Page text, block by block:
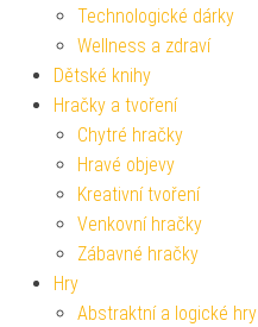
Technologické dárky
Wellness a zdraví
Dětské knihy
Hračky a tvoření
Chytré hračky
Hravé objevy
Kreativní tvoření
Venkovní hračky
Zábavné hračky
Hry
Abstraktní a logické hry